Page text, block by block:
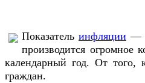
Показатель инфляции —
производится огромное
календарный год. От того,
граждан.